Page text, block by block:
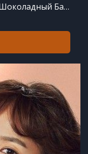
Банк Шоколада / Чоко Банк / Шоколадный Банк / Choco Bank [6/6] (2016) HDTVRip 720p